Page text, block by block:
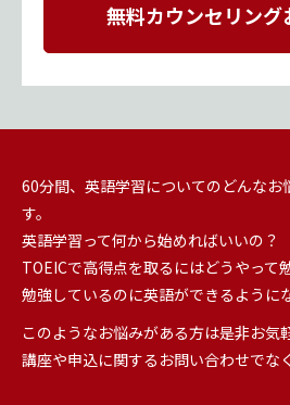
無料カウンセリング
60分間、英語学習についてのどんなお
す。
英語学習って何から始めればいいの？
TOEICで高得点を取るにはどうやって
勉強しているのに英語ができるように
このようなお悩みがある方は是非お気
講座や申込に関するお問い合わせでな